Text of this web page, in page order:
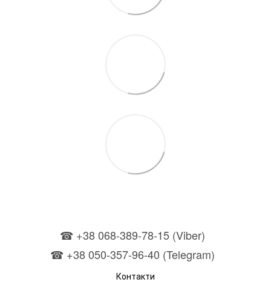
☎ +38 068-389-78-15 (Viber)
☎ +38 050-357-96-40 (Telegram)
Контакти